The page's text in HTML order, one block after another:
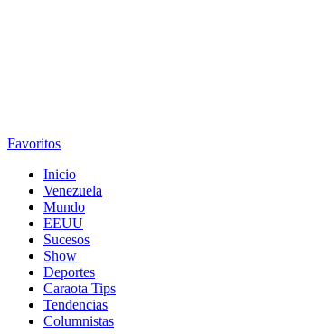
Favoritos
Inicio
Venezuela
Mundo
EEUU
Sucesos
Show
Deportes
Caraota Tips
Tendencias
Columnistas